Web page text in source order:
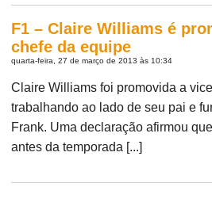
F1 – Claire Williams é
chefe da equipe
quarta-feira, 27 de março de 2013 às 10:34
Claire Williams foi promovida a
trabalhando ao lado de seu pai e
Frank. Uma declaração afirmou
antes da temporada [...]